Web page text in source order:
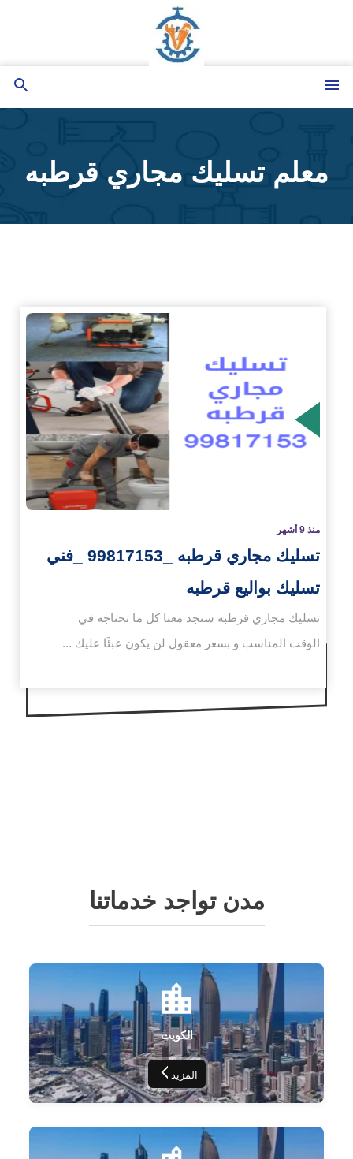
المحتوى
معلم تسليك مجاري قرطبه
منذ 9 أشهر
تسليك مجاري قرطبه _99817153 _فني
تسليك بواليع قرطبه
تسليك مجاري قرطبه ستجد معنا كل ما تحتاجه في
الوقت المناسب و بسعر معقول لن يكون عبئًا عليك ...
مدن تواجد خدماتنا
الكويت
المزيد